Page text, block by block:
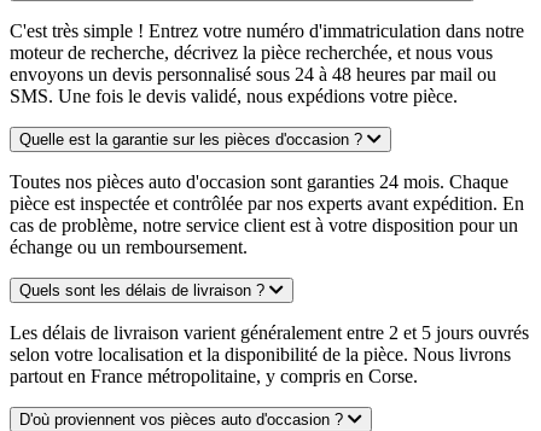
C'est très simple ! Entrez votre numéro d'immatriculation dans notre
moteur de recherche, décrivez la pièce recherchée, et nous vous
envoyons un devis personnalisé sous 24 à 48 heures par mail ou
SMS. Une fois le devis validé, nous expédions votre pièce.
Quelle est la garantie sur les pièces d'occasion ?
Toutes nos pièces auto d'occasion sont garanties 24 mois. Chaque
pièce est inspectée et contrôlée par nos experts avant expédition. En
cas de problème, notre service client est à votre disposition pour un
échange ou un remboursement.
Quels sont les délais de livraison ?
Les délais de livraison varient généralement entre 2 et 5 jours ouvrés
selon votre localisation et la disponibilité de la pièce. Nous livrons
partout en France métropolitaine, y compris en Corse.
D'où proviennent vos pièces auto d'occasion ?